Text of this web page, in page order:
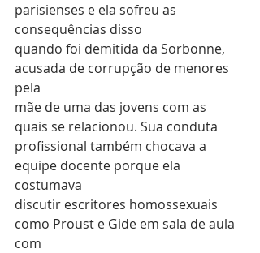
parisienses e ela sofreu as
consequências disso
quando foi demitida da Sorbonne,
acusada de corrupção de menores
pela
mãe de uma das jovens com as
quais se relacionou. Sua conduta
profissional também chocava a
equipe docente porque ela
costumava
discutir escritores homossexuais
como Proust e Gide em sala de aula
com